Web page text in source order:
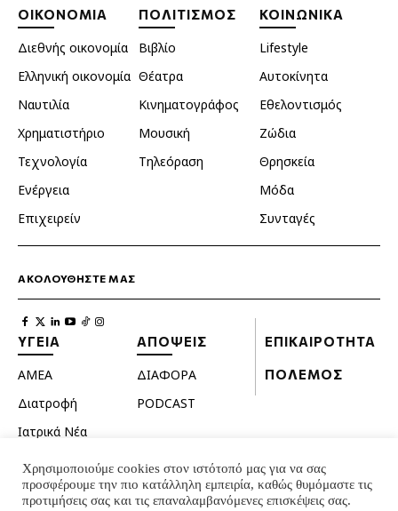
ΟΙΚΟΝΟΜΙΑ
Διεθνής οικονομία
Ελληνική οικονομία
Ναυτιλία
Χρηματιστήριο
Τεχνολογία
Ενέργεια
Επιχειρείν
ΠΟΛΙΤΙΣΜΟΣ
Βιβλίο
Θέατρα
Κινηματογράφος
Μουσική
Τηλεόραση
ΚΟΙΝΩΝΙΚΑ
Lifestyle
Αυτοκίνητα
Εθελοντισμός
Ζώδια
Θρησκεία
Μόδα
Συνταγές
ΑΚΟΛΟΥΘΗΣΤΕ ΜΑΣ
ΥΓΕΙΑ
ΑΜΕΑ
Διατροφή
Ιατρικά Νέα
Κατοικίδια
Ομορφιά
ΑΠΟΨΕΙΣ
ΔΙΑΦΟΡΑ
PODCAST
ΕΠΙΚΑΙΡΟΤΗΤΑ
ΠΟΛΕΜΟΣ
Χρησιμοποιούμε cookies στον ιστότοπό μας για να σας
προσφέρουμε την πιο κατάλληλη εμπειρία, καθώς θυμόμαστε τις
προτιμήσεις σας και τις επαναλαμβανόμενες επισκέψεις σας.